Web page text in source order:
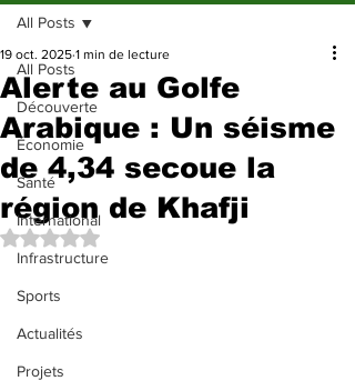
All Posts
Découverte
Économie
Santé
International
Infrastructure
Sports
Actualités
Projets
All Posts
Alerte au Golfe
Arabique : Un séisme
de 4,34 secoue la
région de Khafji
19 oct. 2025 1 min de lecture
Noté NaN étoiles sur 5.